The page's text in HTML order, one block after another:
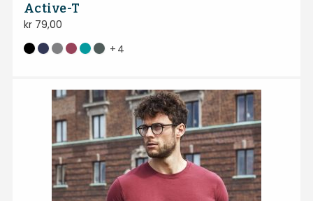
Active-T
kr79,00
+ 4